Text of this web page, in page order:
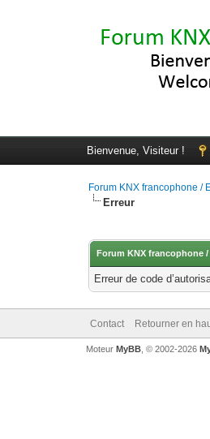
Bienvenue, Visiteur !
Forum KNX francophone /
Erreur
Forum KNX francophone
Erreur de code
Contact Retourner en
Moteur MyBB, © 2002-2026